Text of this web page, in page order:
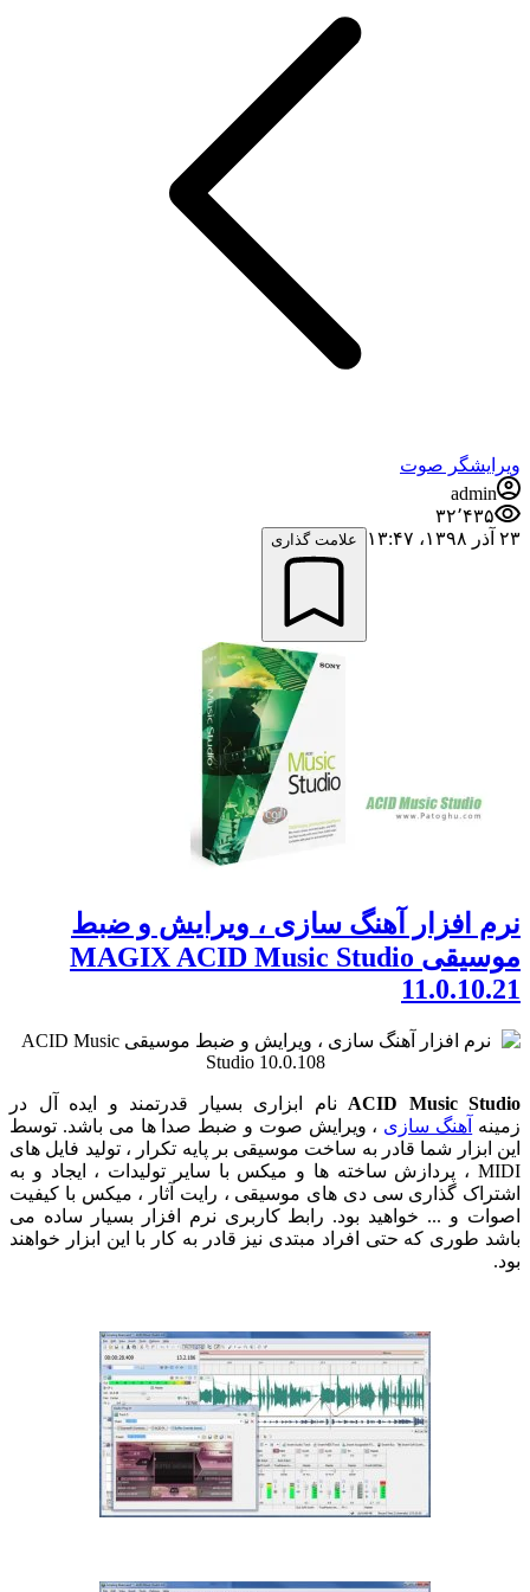
ویرایشگر صوت
admin
۳۲٬۴۳۵
۲۳ آذر ۱۳۹۸،‏ ۱۳:۴۷
علامت گذاری
نرم افزار آهنگ سازی ، ویرایش و ضبط
موسیقی MAGIX ACID Music Studio
11.0.10.21
ACID Music Studio نام ابزاری بسیار قدرتمند و ایده آل در
زمینه آهنگ سازی ، ویرایش صوت و ضبط صدا ها می باشد. توسط
این ابزار شما قادر به ساخت موسیقی بر پایه تکرار ، تولید فایل های
MIDI ، پردازش ساخته ها و میکس با سایر تولیدات ، ایجاد و به
اشتراک گذاری سی دی های موسیقی ، رایت آثار ، میکس با کیفیت
اصوات و ... خواهید بود. رابط کاربری نرم افزار بسیار ساده می
باشد طوری که حتی افراد مبتدی نیز قادر به کار با این ابزار خواهند
بود.